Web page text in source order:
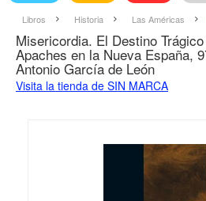
Libros Historia Las Américas
Misericordia. El Destino
Apaches en la Nueva España,
Antonio García de León
Visita la tienda de SIN MARCA